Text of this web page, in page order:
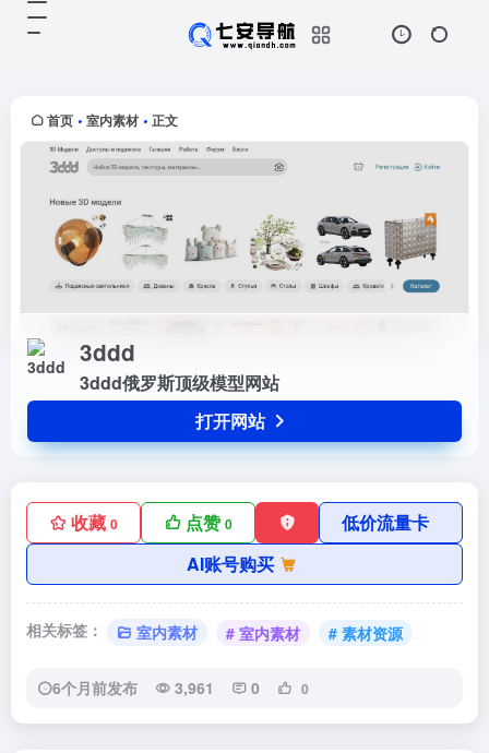
首页 • 室内素材 • 正文
3ddd
3ddd俄罗斯顶级模型网站
打开网站
收藏 0 点赞0
低价流量卡
AI账号购买
相关标签： 室内素材 # 室内素材 # 素材资源
6个月前发布 3,961 0 0